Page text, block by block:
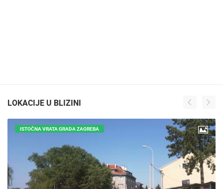
LOKACIJE U BLIZINI
ISTOČNA VRATA GRADA ZAGREBA